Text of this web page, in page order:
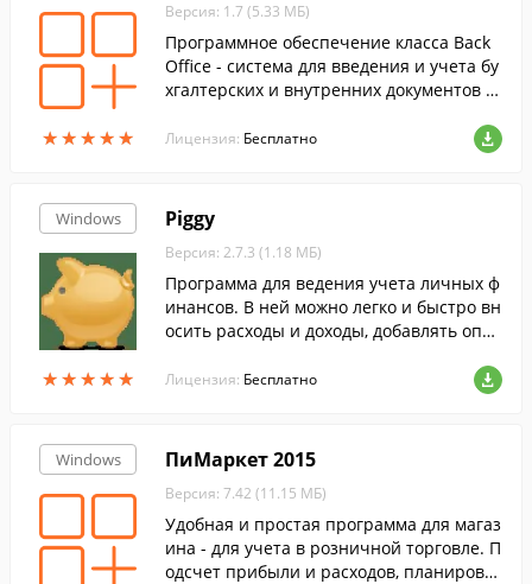
★★★★★
★★★★★
Версия: 1.7 (5.33 МБ)
Программное обеспечение класса Back
Office - система для введения и учета бу
хгалтерских и внутренних документов д
и простым интерфейсом.
Лицензия: Бесплатно
Windows
★★★★★
★★★★★
Piggy
Версия: 2.7.3 (1.18 МБ)
Программа для ведения учета личных ф
инансов. В ней можно легко и быстро вн
осить расходы и доходы, добавлять опис
Лицензия: Бесплатно
Windows ПиМаркет 2015
Версия: 7.42 (11.15 МБ)
Удобная и простая программа для магаз
ина - для учета в розничной торговле. П
одсчет прибыли и расходов, планирова